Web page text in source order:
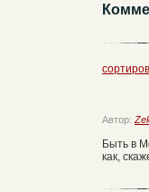
Автор:
Быть в
как,